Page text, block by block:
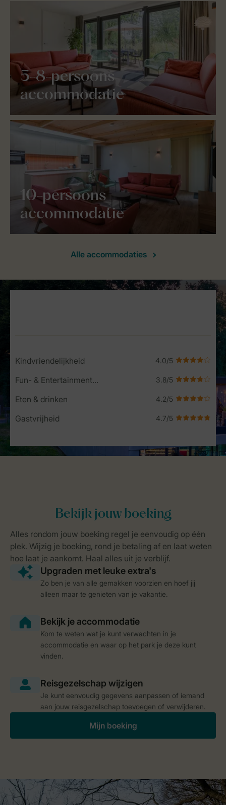
5-8-persoons
accommodatie
10-persoons
accommodatie
Alle accommodaties
Service Rating from our guests
Kindvriendelijkheid
Fun- & Entertainment-programma
Eten & drinken
Gastvrijheid
Zo ben je van alle gemakken voorzien en hoef jij
alleen maar te genieten van je vakantie.
Kom te weten wat je kunt verwachten in je
accommodatie en waar op het park je deze kunt
vinden.
Je kunt eenvoudig gegevens aanpassen of iemand
aan jouw reisgezelschap toevoegen of verwijderen.
Mijn boeking